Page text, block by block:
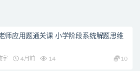
师应用题通关课 小学阶段系统解题思维
字 4月前 14 10